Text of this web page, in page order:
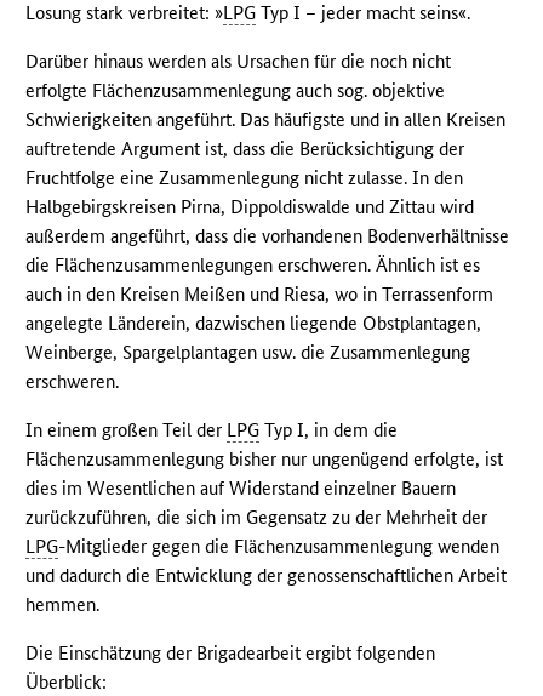
Losung stark verbreitet: »LPG Typ I – jeder macht seins«.
Darüber hinaus werden als Ursachen für die noch nicht
erfolgte Flächenzusammenlegung auch sog. objektive
Schwierigkeiten angeführt. Das häufigste und in allen Kreisen
auftretende Argument ist, dass die Berücksichtigung der
Fruchtfolge eine Zusammenlegung nicht zulasse. In den
Halbgebirgskreisen Pirna, Dippoldiswalde und Zittau wird
außerdem angeführt, dass die vorhandenen Bodenverhältnisse
die Flächenzusammenlegungen erschweren. Ähnlich ist es
auch in den Kreisen Meißen und Riesa, wo in Terrassenform
angelegte Länderein, dazwischen liegende Obstplantagen,
Weinberge, Spargelplantagen usw. die Zusammenlegung
erschweren.
In einem großen Teil der LPG Typ I, in dem die
Flächenzusammenlegung bisher nur ungenügend erfolgte, ist
dies im Wesentlichen auf Widerstand einzelner Bauern
zurückzuführen, die sich im Gegensatz zu der Mehrheit der
LPG-Mitglieder gegen die Flächenzusammenlegung wenden
und dadurch die Entwicklung der genossenschaftlichen Arbeit
hemmen.
Die Einschätzung der Brigadearbeit ergibt folgenden
Überblick: